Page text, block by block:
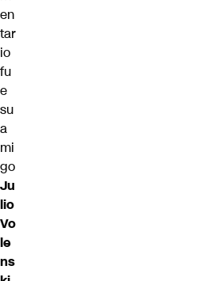
en
tar
io
fu
e
su
a
mi
go
Ju
lio
Vo
le
ns